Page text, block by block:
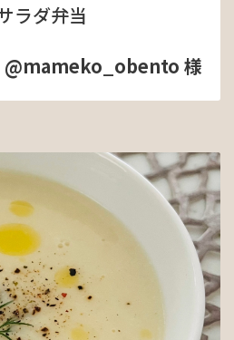
ラダ弁当
@mameko_obento 様